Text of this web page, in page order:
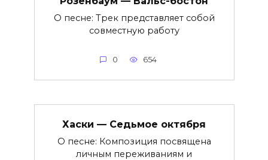
О песне: Трек представляет собой
совместную работу
0 654
Хаски — Седьмое октября
О песне: Композиция посвящена
личным переживаниям и